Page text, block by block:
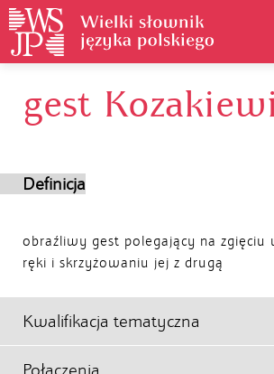
Historia słownika
gest
Definicja
obraźliwy gest polegający na zgięciu
ręki i skrzyżowaniu jej z drugą
Kwalifikacja tematyczna